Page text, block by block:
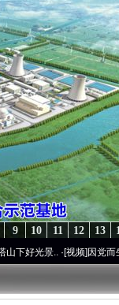
13
12
11
10
9
..·[视频]因党而生 为党